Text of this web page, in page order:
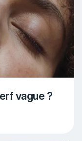
vague ?